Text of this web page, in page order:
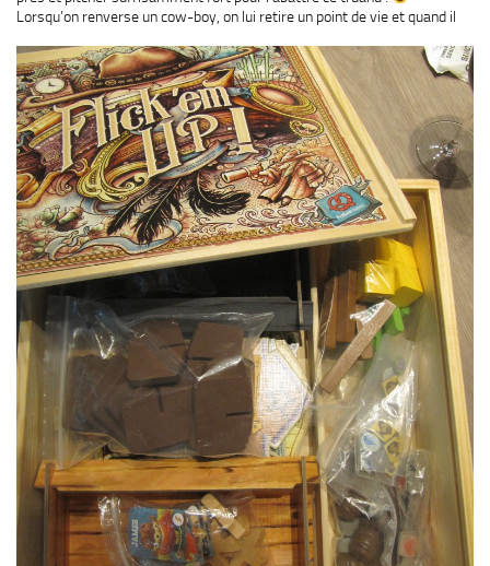
Lorsqu’on renverse un cow-boy, on lui retire un pointde vie et quand il